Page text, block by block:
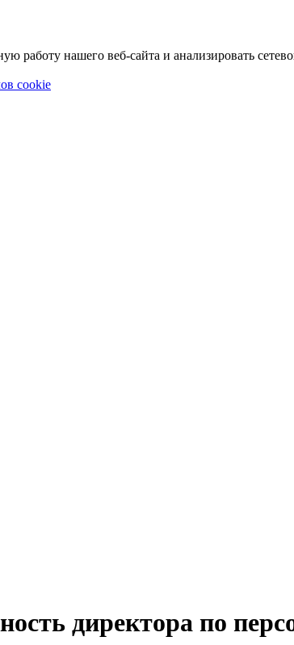
работу нашего веб-сайта и анализировать
cookie
директора по